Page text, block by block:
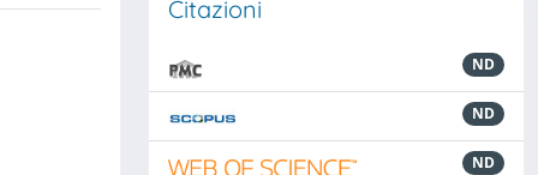
Citazioni
ND
ND
ND